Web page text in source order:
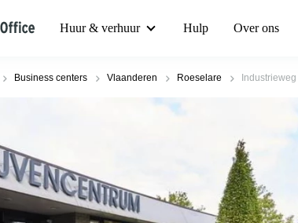
Huur & verhuur Hulp Over ons
Business centers Vlaanderen Roeselare